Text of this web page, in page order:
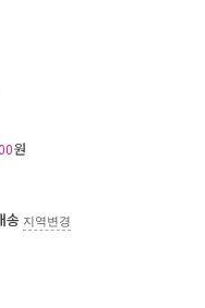
원
송 지역변경